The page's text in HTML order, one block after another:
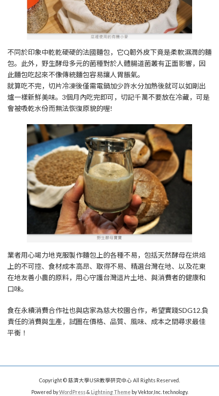
不同於印象中乾乾硬硬的法國麵包，它Q韌外皮下竟是柔軟濕潤的麵
包。此外，野生酵母多元的菌種對於人體腸道菌叢有正面影響，因
此麵包吃起來不像傳統麵包容易讓人胃脹氣。
就算吃不完，切片冷凍後僅需電鍋加少許水分加熱後就可以如剛出
爐一樣新鮮美味。3個月內吃完即可，切記千萬不要放在冷藏，可是
會被吸乾水份而無法恢復原貌的喔!
業者用心竭力地克服製作麵包上的各種不易，包括天然酵母在烘焙
上的不可控、食材成本高昂、取得不易、精選台灣在地、以及花東
在地友善小農的原料，用心守護台灣這片土地、與消費者的健康和
口味。
食在永續消費合作社也與店家為慈大校園合作，希望實踐SDG12.負
責任的消費與生產，試圖在價格、品質、風味、成本之間尋求最佳
平衡！
Copyright © 慈濟大學USR教學研究中心 All Rights Reserved.
Powered byWordPress& Lightning Themeby Vektor,Inc. technology.